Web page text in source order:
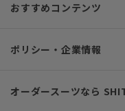
おすすめコンテンツ
ポリシー・企業情報
オーダースーツなら